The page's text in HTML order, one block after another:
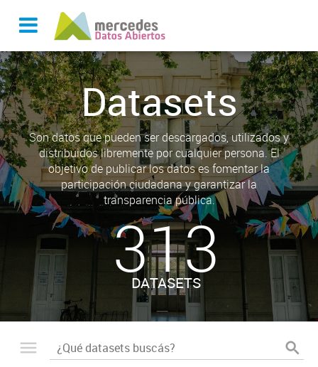
Datasets
Son datos que pueden ser descargados, utilizados y
distribuidos libremente por cualquier persona. El
objetivo de publicar los datos es fomentar la
participación ciudadana y garantizar la
transparencia pública.
313
DATASETS